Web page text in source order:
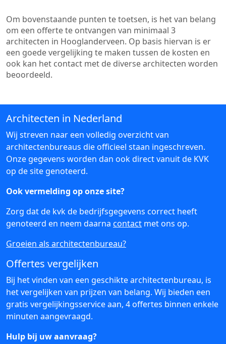
Om bovenstaande punten te toetsen, is het van belang
om een offerte te ontvangen van minimaal 3
architecten in Hooglanderveen. Op basis hiervan is er
een goede vergelijking te maken tussen de kosten en
ook kan het contact met de diverse architecten worden
beoordeeld.
Architecten in Nederland
Wij streven naar een volledig overzicht van
architectenbureaus die officieel staan ingeschreven.
Onze gegevens worden dan ook direct vanuit de KVK
op de site genoteerd.
Ook vermelding op onze site?
Zorg dat de kvk de bedrijfsgegevens correct heeft
genoteerd en neem daarna contact met ons op.
Groeien als architectenbureau?
Offertes vergelijken
Bij het vinden van een geschikte architectenbureau, is
het vergelijken van prijzen van belang. Wij bieden een
gratis vergelijkingsservice aan, 4 offertes binnen enkele
minuten aangevraagd.
Hulp bij uw aanvraag?